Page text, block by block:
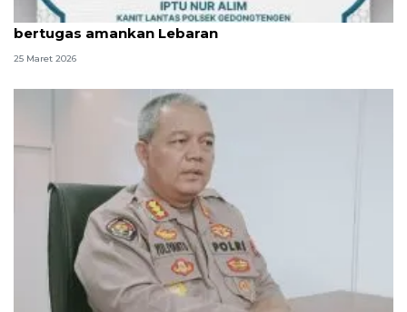
Diduga kelelahan, Kepala Pospam meninggal saat
bertugas amankan Lebaran
25 Maret 2026